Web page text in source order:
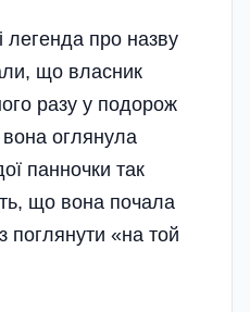
легенда про назву
що власник
разу у подорож
оглянула
панночки так
що вона почала
поглянути «на той